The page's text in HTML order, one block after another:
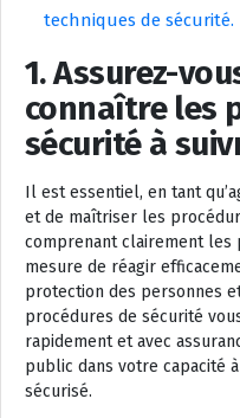
techniques de sécurité.
1. Assurez-
connaître les
sécurité à
Il est essentiel, en tant
et de maîtriser les
comprenant clairement les
mesure de réagir
protection des personnes
procédures de sécurité
rapidement et avec
public dans votre capacité
sécurisé.